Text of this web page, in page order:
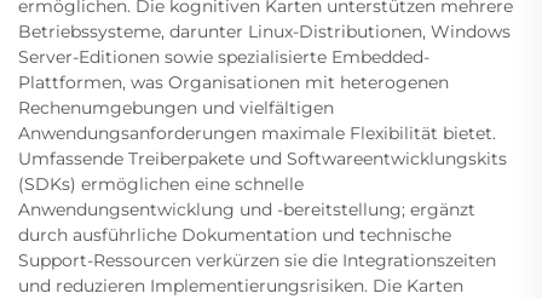
ermöglichen. Die kognitiven Karten unterstützen mehrere
Betriebssysteme, darunter Linux-Distributionen, Windows
Server-Editionen sowie spezialisierte Embedded-
Plattformen, was Organisationen mit heterogenen
Rechenumgebungen und vielfältigen
Anwendungsanforderungen maximale Flexibilität bietet.
Umfassende Treiberpakete und Softwareentwicklungskits
(SDKs) ermöglichen eine schnelle
Anwendungsentwicklung und -bereitstellung; ergänzt
durch ausführliche Dokumentation und technische
Support-Ressourcen verkürzen sie die Integrationszeiten
und reduzieren Implementierungsrisiken. Die Karten